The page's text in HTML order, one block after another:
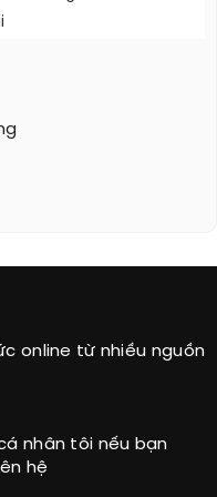
online từ nhiều nguồn
nhân tôi nếu bạn
hệ